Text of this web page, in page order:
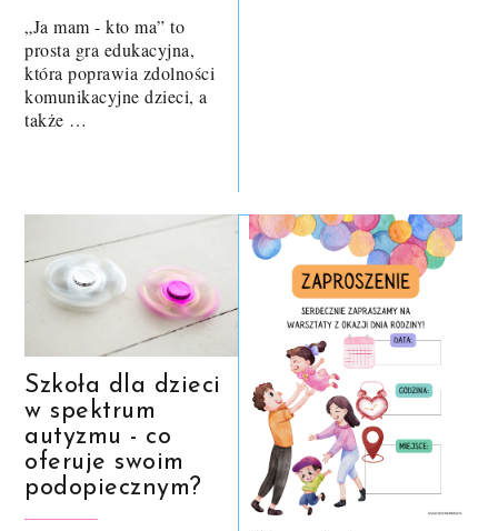
„Ja mam - kto ma” to
prosta gra edukacyjna,
która poprawia zdolności
komunikacyjne dzieci, a
także …
Szkoła dla dzieci
w spektrum
autyzmu - co
oferuje swoim
podopiecznym?